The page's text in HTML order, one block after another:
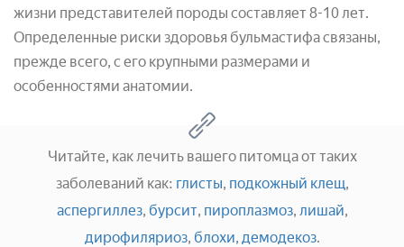
жизни представителей породы составляет 8-10 лет.
Определенные риски здоровья бульмастифа связаны,
прежде всего, с его крупными размерами и
особенностями анатомии.
Читайте, как лечить вашего питомца от таких
заболеваний как: глисты, подкожный клещ,
аспергиллез, бурсит, пироплазмоз, лишай,
дирофиляриоз, блохи, демодекоз.